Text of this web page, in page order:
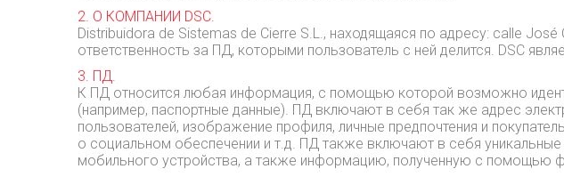
2. О КОМПАНИИ DSC.
Distribuidora de Sistemas de Cierre S.L., находящаяся по адресу: calle
ответственность за ПД, которыми пользователь с ней делится. DSC
3. ПД.
К ПД относится любая информация, с помощью которой возможно
(например, паспортные данные). ПД включают в себя так же адрес
пользователей, изображение профиля, личные предпочтения и
о социальном обеспечении и т.д. ПД также включают в себя
мобильного устройства, а также информацию, полученную с помощью